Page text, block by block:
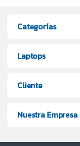
Categorías
Laptops
Cliente
Nuestra Empresa